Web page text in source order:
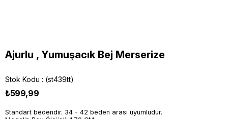
Ajurlu , Yumuşacık Bej Merserize
Stok Kodu (st439tt)
₺599,99
Standart bedendir. 34 - 42 beden arası uyumludur.